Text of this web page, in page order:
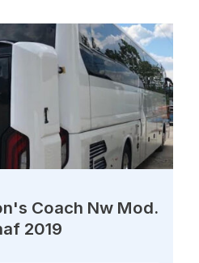
Coach Nw Mod.
2019